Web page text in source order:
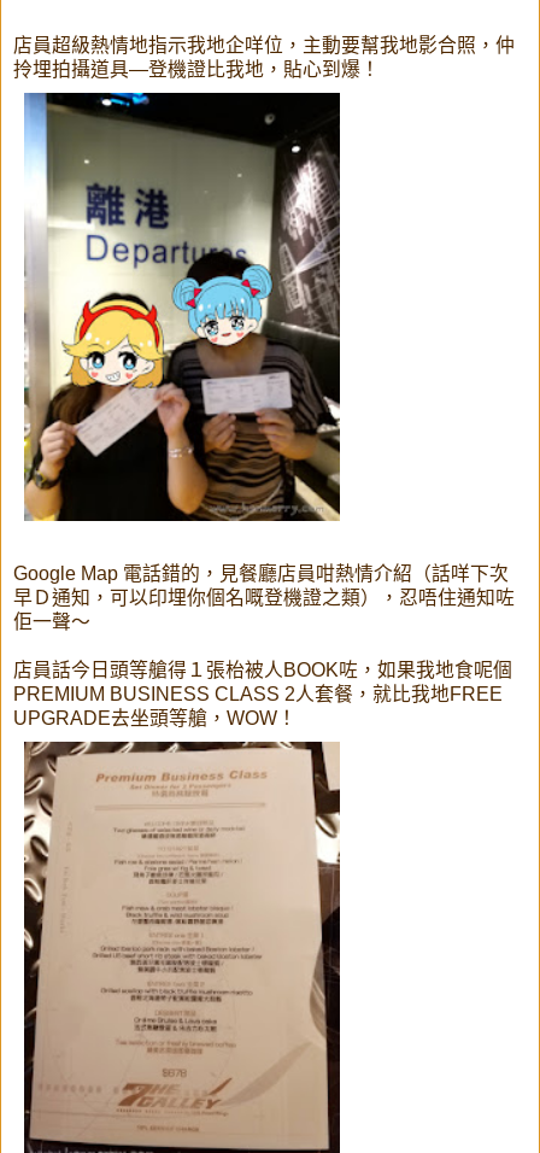
店員超級熱情地指示我地企咩位，主動要幫我地影合照，仲
拎埋拍攝道具—登機證比我地，貼心到爆！
Google Map 電話錯的，見餐廳店員咁熱情介紹（話咩下次
早Ｄ通知，可以印埋你個名嘅登機證之類），忍唔住通知咗
佢一聲～
店員話今日頭等艙得１張枱被人BOOK咗，如果我地食呢個
PREMIUM BUSINESS CLASS 2人套餐，就比我地FREE
UPGRADE去坐頭等艙，WOW！